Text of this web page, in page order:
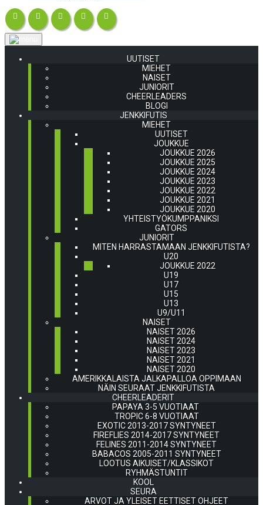
UUTISET
MIEHET
NAISET
JUNIORIT
CHEERLEADERS
BLOGI
JENKKIFUTIS
MIEHET
UUTISET
JOUKKUE
JOUKKUE 2026
JOUKKUE 2025
JOUKKUE 2024
JOUKKUE 2023
JOUKKUE 2022
JOUKKUE 2021
JOUKKUE 2020
YHTEISTYÖKUMPPANIKSI
GATORS
JUNIORIT
MITEN HARRASTAMAAN JENKKIFUTISTA?
U20
JOUKKUE 2022
U19
U17
U15
U13
U9/U11
NAISET
NAISET 2026
NAISET 2024
NAISET 2023
NAISET 2021
NAISET 2020
AMERIKKALAISTA JALKAPALLOA OPPIMAAN
NÄIN SEURAAT JENKKIFUTISTA
CHEERLEADERIT
PAPAYA 3-5 VUOTIAAT
TROPIC 6-8 VUOTIAAT
EXOTIC 2013-2017 SYNTYNEET
FIREFLIES 2014-2017 SYNTYNEET
FELINES 2011-2014 SYNTYNEET
BABACOS 2005-2011 SYNTYNEET
LOOTUS AIKUISET/KLASSIKOT
RYHMÄSTUNTIT
KOOL
SEURA
ARVOT JA YLEISET EETTISET OHJEET